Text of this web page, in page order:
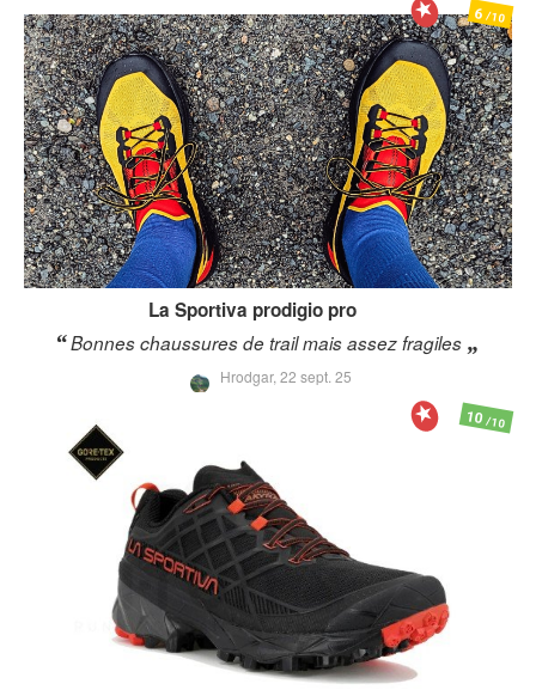
La Sportiva prodigio pro
Bonnes chaussures de trail mais assez fragiles
Hrodgar, 22 sept. 25
6/10
10/10